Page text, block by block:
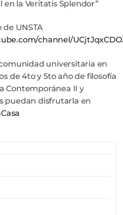
en la Veritatis Splendor”
de UNSTA
channel/
universitaria en
de 4to y 5to año de filosofía
Contemporánea II y
puedan disfrutarla en